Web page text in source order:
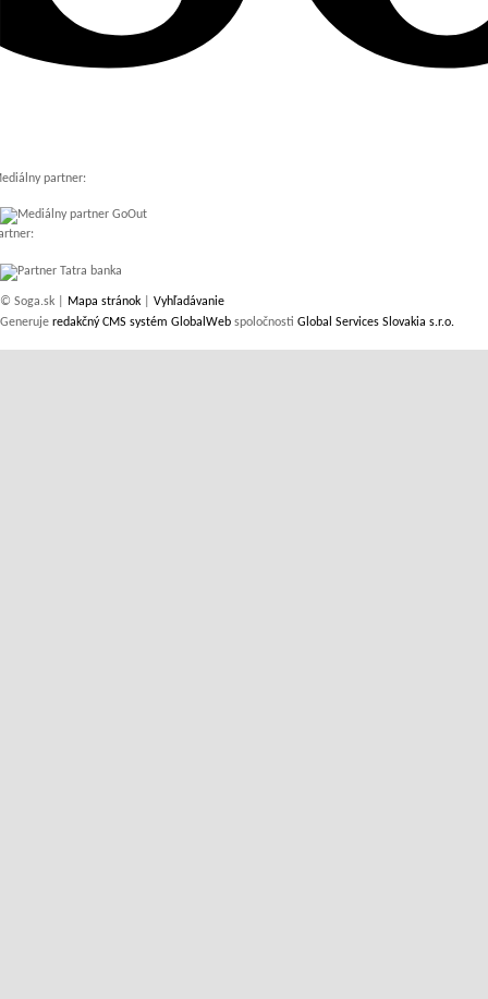
partner:
© Soga.sk | Mapa stránok
Vyhľadávanie
Generuje redakčný CMS systém GlobalWeb spoločnosti Global Services Slovakia s.r.o.